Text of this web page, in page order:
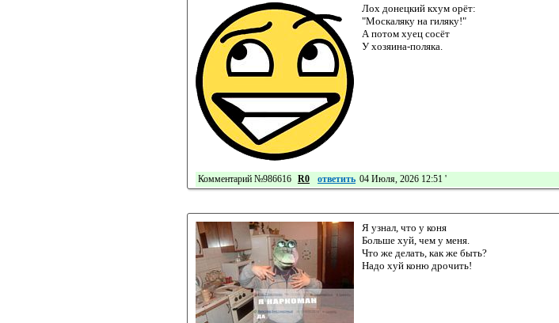
Лох донецкий кхум орёт:
"Москаляку на гиляку!"
А потом хуец сосёт
У хозяина-поляка.
Комментарий №986616 R0 ответить 04 Июля, 2026 12:51 '
Я узнал, что у коня
Больше хуй, чем у меня.
Что же делать, как же быть?
Надо хуй коню дрочить!